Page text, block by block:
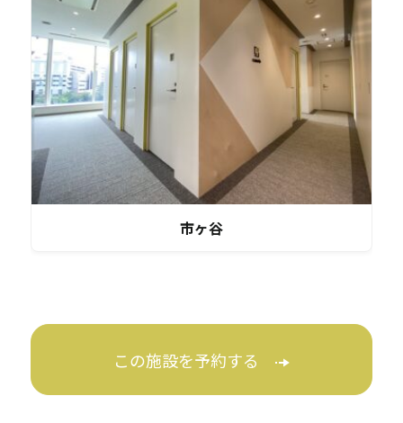
市ヶ谷
この施設を予約する